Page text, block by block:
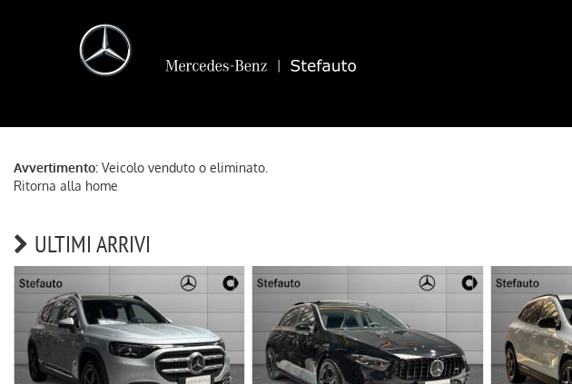
Avvertimento: Veicolo venduto o eliminato.
Ritorna alla home
ULTIMI ARRIVI